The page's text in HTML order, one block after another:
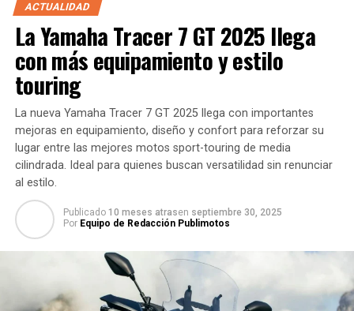
ACTUALIDAD
La Yamaha Tracer 7 GT 2025 llega
con más equipamiento y estilo
touring
La nueva Yamaha Tracer 7 GT 2025 llega con importantes
mejoras en equipamiento, diseño y confort para reforzar su
lugar entre las mejores motos sport-touring de media
cilindrada. Ideal para quienes buscan versatilidad sin renunciar
al estilo.
Publicado 10 meses atrasen septiembre 30, 2025
Por Equipo de Redacción Publimotos